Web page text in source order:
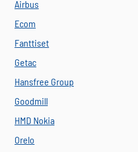
Airbus
Ecom
Fanttiset
Getac
Hansfree Group
Goodmill
HMD Nokia
Orelo